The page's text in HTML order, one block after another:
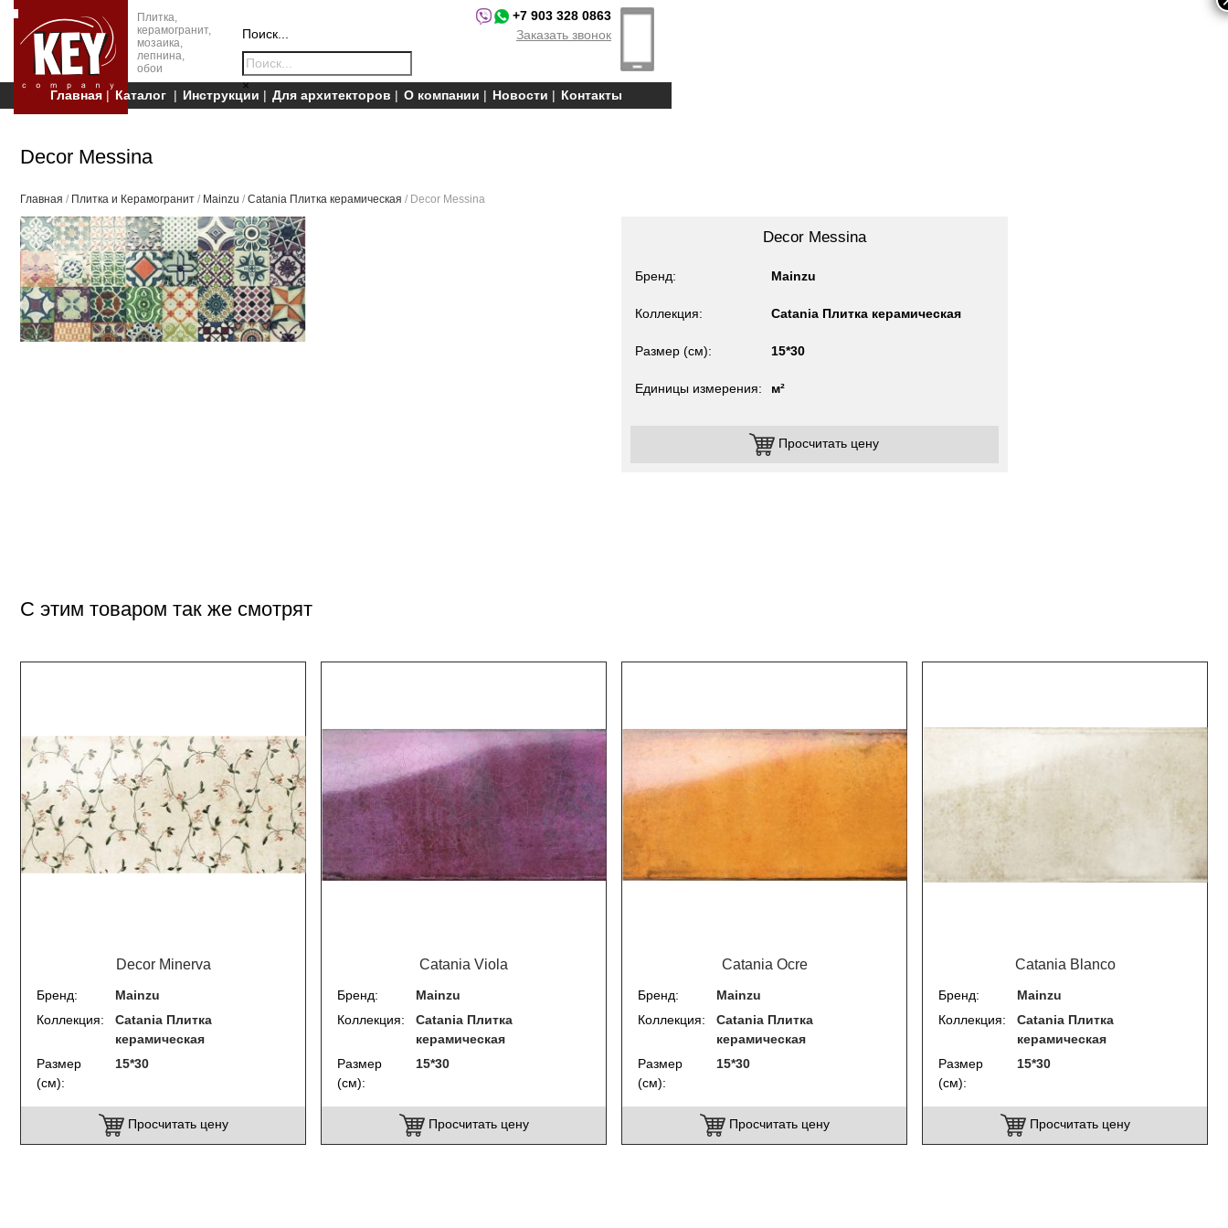
Плитка,
керамогранит,
мозаика,
лепнина,
обои
Поиск...
×
+7 903 328 0863
Заказать звонок
Главная Каталог Инструкции Для архитекторов О компании Новости Контакты
Decor Messina
Главная / Плитка и Керамогранит / Mainzu / Catania Плитка керамическая / Decor Messina
Decor Messina
Бренд Mainzu
Коллекция Catania Плитка керамическая
Размер (см) 15*30
Единицы измерения м²
Просчитать цену
С этим товаром так же смотрят
Decor Minerva
Бренд
Mainzu
Коллекция
Catania Плитка
керамическая
Размер
(см)
15*30
Просчитать цену
Catania Viola
Бренд
Mainzu
Коллекция
Catania Плитка
керамическая
Размер
(см)
15*30
Просчитать цену
Catania Ocre
Бренд
Mainzu
Коллекция
Catania Плитка
керамическая
Размер
(см)
15*30
Просчитать цену
Catania Blanco
Бренд
Mainzu
Коллекция
Catania Плитка
керамическая
Размер
(см)
15*30
Просчитать цену